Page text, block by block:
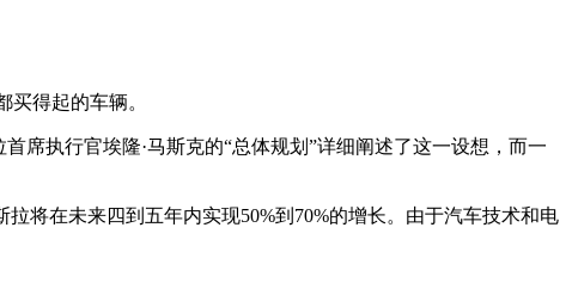
得起的车辆。
席执行官埃隆·马斯克的“总体规划”详细阐述了这一设想，而一
将在未来四到五年内实现50%到70%的增长。由于汽车技术和电